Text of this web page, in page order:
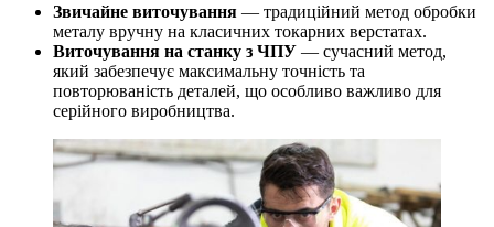
Звичайне виточування — традиційний метод обробки
металу вручну на класичних токарних верстатах.
Виточування на станку з ЧПУ — сучасний метод,
який забезпечує максимальну точність та
повторюваність деталей, що особливо важливо для
серійного виробництва.